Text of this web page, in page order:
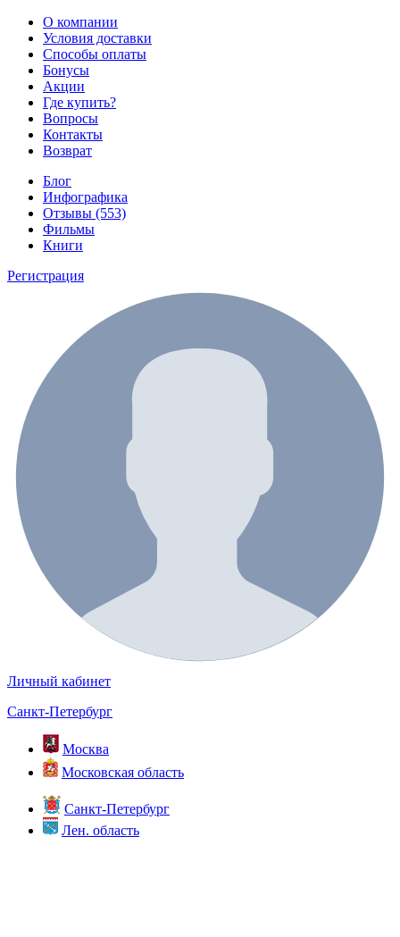
О компании
Условия доставки
Способы оплаты
Бонусы
Акции
Где купить?
Вопросы
Контакты
Возврат
Блог
Инфографика
Отзывы (553)
Фильмы
Книги
Регистрация
Личный кабинет
Санкт-Петербург
Москва
Московская область
Санкт-Петербург
Лен. область